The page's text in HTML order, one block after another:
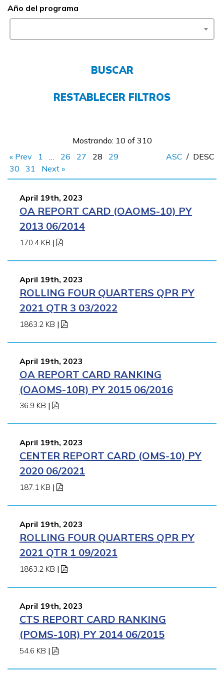
Empleadores
COMIENZA YA
Año del programa
BUSCAR
RESTABLECER FILTROS
Mostrando: 10 of 310
« Prev
1 … 26 27 28
29
30
31 Next »
ASC / DESC
April 19th, 2023
OA REPORT CARD (OAOMS-10) PY
2013 06/2014
170.4 KB |
April 19th, 2023
ROLLING FOUR QUARTERS QPR PY
2021 QTR 3 03/2022
1863.2 KB |
April 19th, 2023
OA REPORT CARD RANKING
(OAOMS-10R) PY 2015 06/2016
36.9 KB |
April 19th, 2023
CENTER REPORT CARD (OMS-10) PY
2020 06/2021
187.1 KB |
April 19th, 2023
ROLLING FOUR QUARTERS QPR PY
2021 QTR 1 09/2021
1863.2 KB |
April 19th, 2023
CTS REPORT CARD RANKING
(POMS-10R) PY 2014 06/2015
54.6 KB |